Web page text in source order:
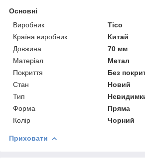
Основні
Виробник
Tico
Країна виробник
Китай
Довжина
70 мм
Матеріал
Метал
Покриття
Без
Стан
Новий
Тип
Форма
Пряма
Колір
Чорний
Приховати